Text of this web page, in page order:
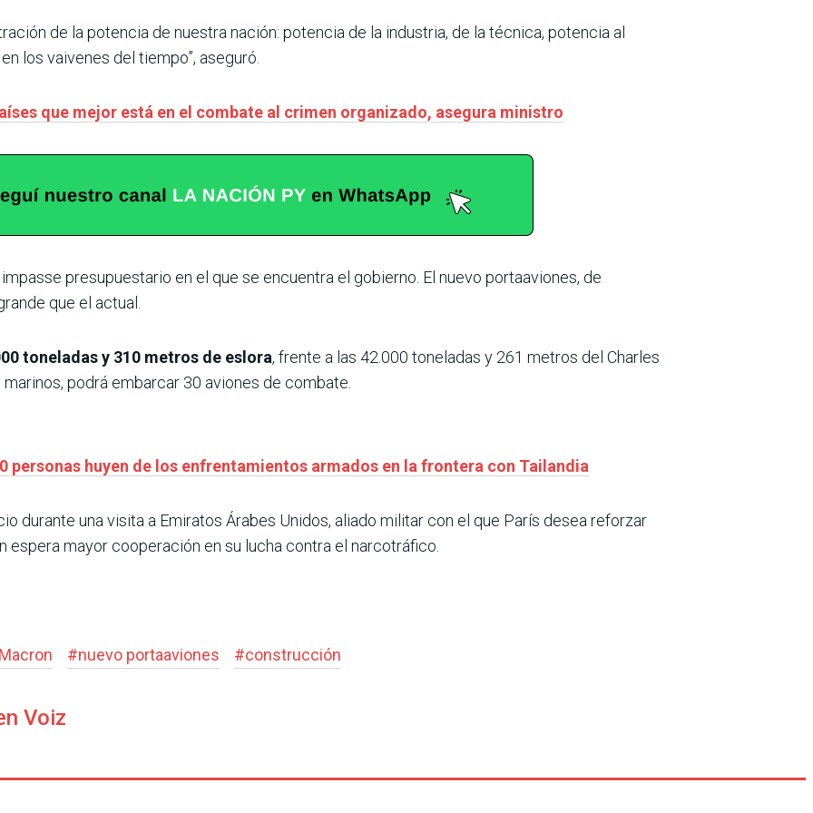
de la potencia de nuestra nación: potencia de la industria, de la técnica, potencia al
los vaivenes del tiempo”, aseguró.
que mejor está en el combate al crimen organizado, asegura ministro
presupuestario en el que se encuentra el gobierno. El nuevo portaaviones, de
que el actual.
toneladas y 310 metros de eslora, frente a las 42.000 toneladas y 261 metros del Charles
podrá embarcar 30 aviones de combate.
personas huyen de los enfrentamientos armados en la frontera con Tailandia
durante una visita a Emiratos Árabes Unidos, aliado militar con el que París desea reforzar
espera mayor cooperación en su lucha contra el narcotráfico.
#nuevo portaaviones #construcción
Voiz